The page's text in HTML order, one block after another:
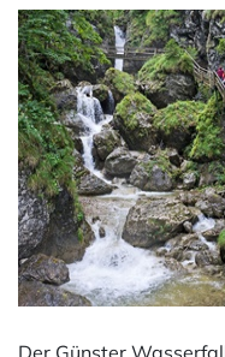
Der Günster